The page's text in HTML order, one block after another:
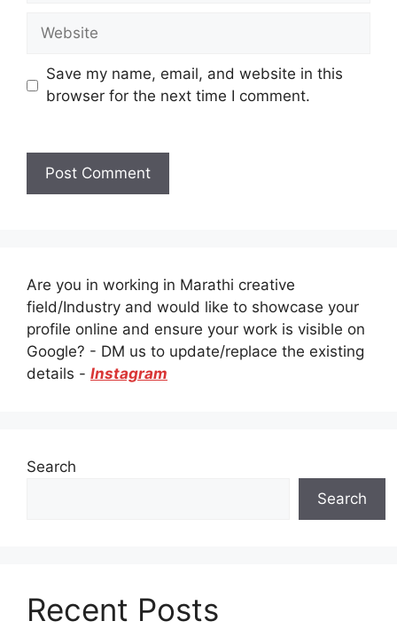
Website
Save my name, email, and website in this
browser for the next time I comment.
Are you in working in Marathi creative
field/Industry and would like to showcase your
profile online and ensure your work is visible on
Google? - DM us to update/replace the existing
details - Instagram
Search
Search
Recent Posts